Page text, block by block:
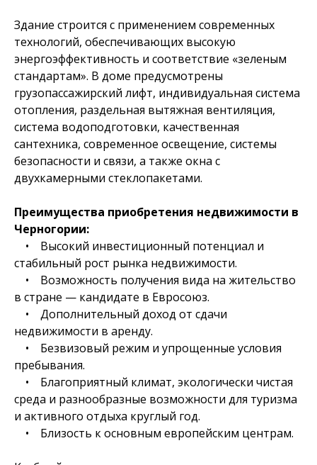
Здание строится с применением современных
технологий, обеспечивающих высокую
энергоэффективность и соответствие «зеленым
стандартам». В доме предусмотрены
грузопассажирский лифт, индивидуальная система
отопления, раздельная вытяжная вентиляция,
система водоподготовки, качественная
сантехника, современное освещение, системы
безопасности и связи, а также окна с
двухкамерными стеклопакетами.
Преимущества приобретения недвижимости в
Черногории:
• Высокий инвестиционный потенциал и
стабильный рост рынка недвижимости.
• Возможность получения вида на жительство
в стране — кандидате в Евросоюз.
• Дополнительный доход от сдачи
недвижимости в аренду.
• Безвизовый режим и упрощенные условия
пребывания.
• Благоприятный климат, экологически чистая
среда и разнообразные возможности для туризма
и активного отдыха круглый год.
• Близость к основным европейским центрам.